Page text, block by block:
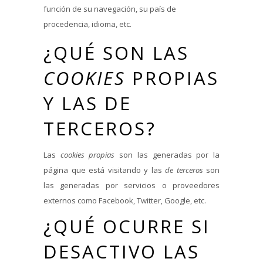
función de su navegación, su país de
procedencia, idioma, etc.
¿QUÉ SON LAS
COOKIES PROPIAS
Y LAS DE
TERCEROS?
Las cookies propias son las generadas por la
página que está visitando y las de tercerosson
las generadas por servicios o proveedores
externos como Facebook, Twitter, Google, etc.
¿QUÉ OCURRE SI
DESACTIVO LAS